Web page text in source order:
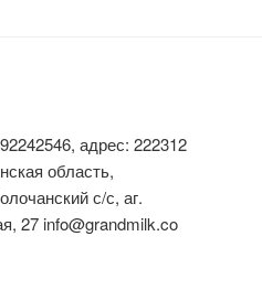
адрес: 222312
область,
с/с, аг.
27 info@grandmilk.co